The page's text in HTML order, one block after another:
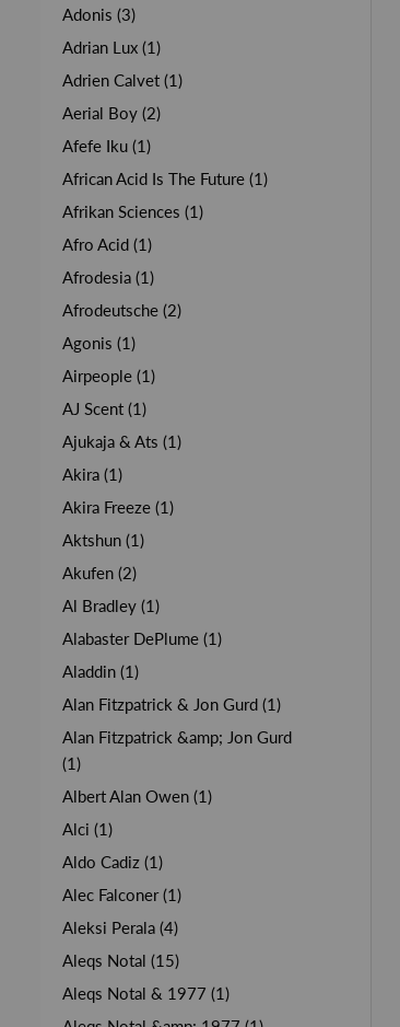
Adonis (3)
Adrian Lux (1)
Adrien Calvet (1)
Aerial Boy (2)
Afefe Iku (1)
African Acid Is The Future (1)
Afrikan Sciences (1)
Afro Acid (1)
Afrodesia (1)
Afrodeutsche (2)
Agonis (1)
Airpeople (1)
AJ Scent (1)
Ajukaja & Ats (1)
Akira (1)
Akira Freeze (1)
Aktshun (1)
Akufen (2)
Al Bradley (1)
Alabaster DePlume (1)
Aladdin (1)
Alan Fitzpatrick & Jon Gurd (1)
Alan Fitzpatrick &amp; Jon Gurd
(1)
Albert Alan Owen (1)
Alci (1)
Aldo Cadiz (1)
Alec Falconer (1)
Aleksi Perala (4)
Aleqs Notal (15)
Aleqs Notal & 1977 (1)